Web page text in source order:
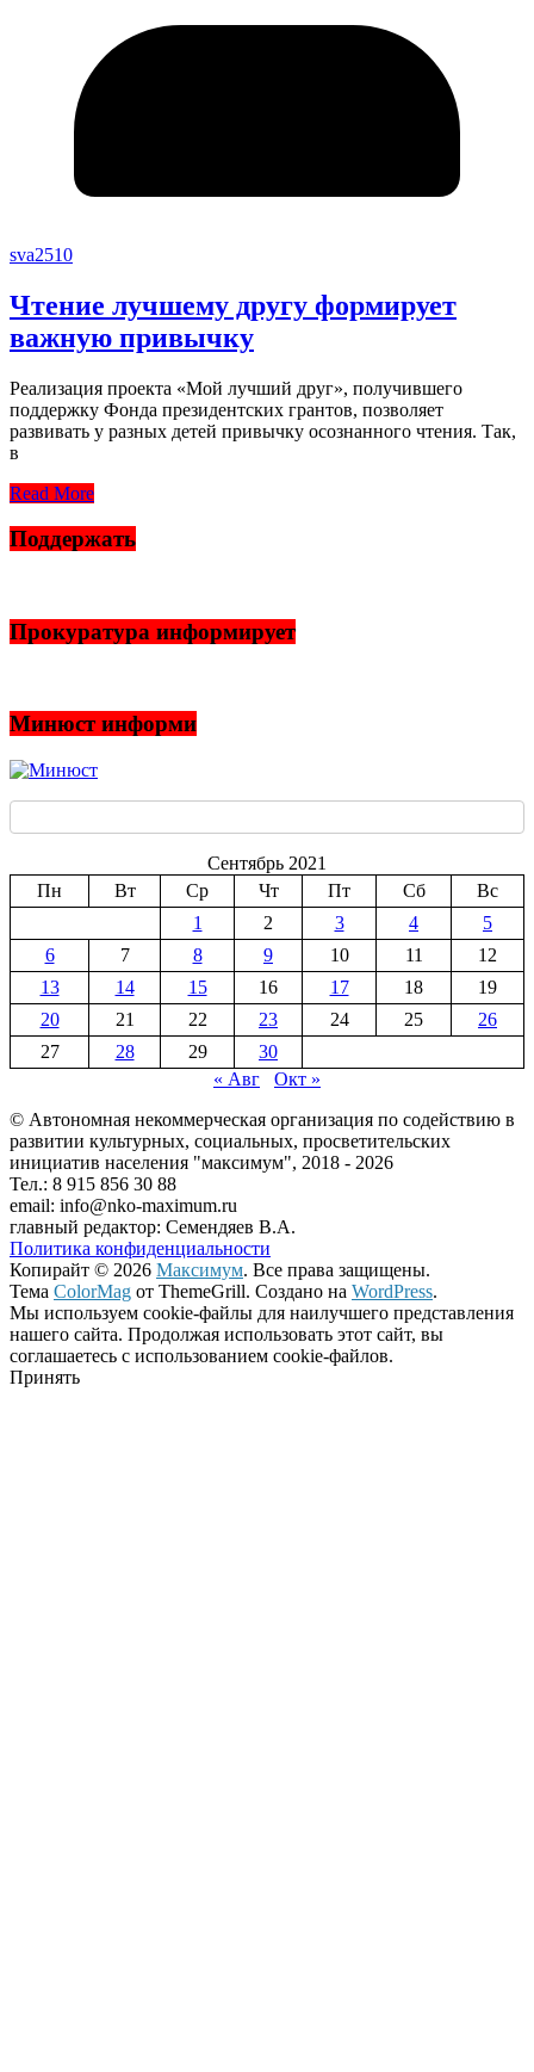
sva2510
Чтение лучшему другу формирует
важную привычку
Реализация проекта «Мой лучший друг», получившего
поддержку Фонда президентских грантов, позволяет
развивать у разных детей привычку осознанного чтения. Так,
в
Read More
Поддержать
Прокуратура информирует
Минюст информи
Сентябрь 2021
Пн
Вт Ср Чт Пт Сб
Вс
1
2 3 4
5
6
7 8 9 10 11
12
13
14 15 16 17 18
19
20
21 22 23 24 25
26
27
28 29
30
« Авг
Окт »
© Автономная некоммерческая организация по содействию в
развитии культурных, социальных, просветительских
инициатив населения "максимум", 2018 - 2026
Тел.: 8 915 856 30 88
email: info@nko-maximum.ru
главный редактор: Семендяев В.А.
Политика конфиденциальности
Копирайт © 2026 Максимум. Все права защищены.
Тема ColorMag от ThemeGrill. Создано на WordPress.
Мы используем cookie-файлы для наилучшего представления
нашего сайта. Продолжая использовать этот сайт, вы
соглашаетесь с использованием cookie-файлов.
Принять